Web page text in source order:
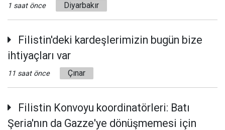
1 saat önce Diyarbakır
Filistin'deki kardeşlerimizin bugün bize
ihtiyaçları var
11 saat önce Çınar
Filistin Konvoyu koordinatörleri: Batı
Şeria'nın da Gazze'ye dönüşmemesi için